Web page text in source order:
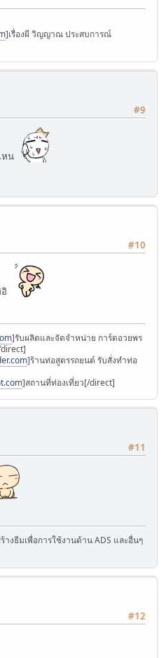
]เรื่องผี วิญญาณ ประสบการณ์
#9
หน
#10
]รับผลิตและจัดจำหน่าย การ์ดอวยพร
]ร้านท่อสูตรรถยนต์ รับสั่งทำท่อ
]สถานที่ท่องเที่ยว[/direct]
#11
งธีมเพื่อการใช้งานด้าน ADS และอื่นๆ
#12